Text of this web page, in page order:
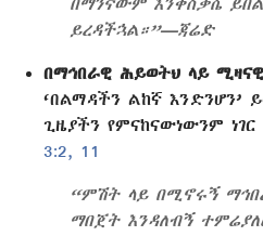
በማንኛውም እንቅስቃሴ
ይረዳችኋል።”—ጃሬድ
በማኅበራዊ ሕይወትህ ላይ
‘በልማዳችን ልከኛ እንድንሆን’
ጊዜያችን የምናከናውነውንም
3:2, 11
“ምሽት ላይ በሚኖሩኝ
ማበጀት እንዳለብኝ